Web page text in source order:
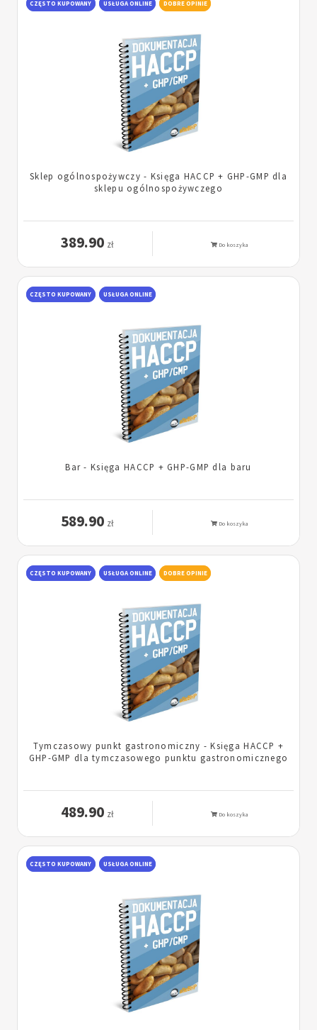
CZĘSTO KUPOWANY USŁUGA ONLINE DOBRE OPINIE
Sklep ogólnospożywczy - Księga HACCP + GHP-GMP dla
sklepu ogólnospożywczego
389.90 zł Do koszyka
CZĘSTO KUPOWANY USŁUGA ONLINE
Bar - Księga HACCP + GHP-GMP dla baru
589.90 zł Do koszyka
CZĘSTO KUPOWANY USŁUGA ONLINE DOBRE OPINIE
Tymczasowy punkt gastronomiczny - Księga HACCP +
GHP-GMP dla tymczasowego punktu gastronomicznego
489.90 zł Do koszyka
CZĘSTO KUPOWANY USŁUGA ONLINE